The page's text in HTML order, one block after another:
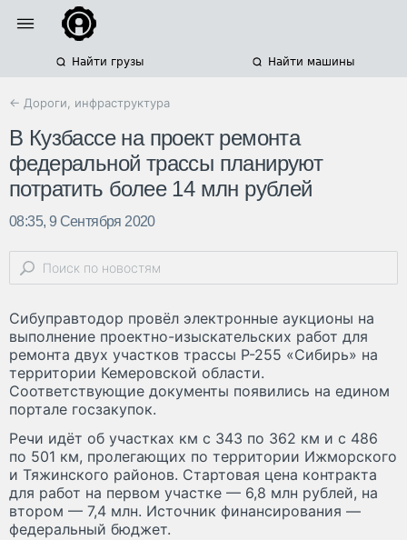
Найти грузы Найти машины
← Дороги, инфраструктура
В Кузбассе на проект ремонта
федеральной трассы планируют
потратить более 14 млн рублей
08:35, 9 Сентября 2020
Сибуправтодор провёл электронные аукционы на
выполнение проектно-изыскательских работ для
ремонта двух участков трассы Р-255 «Сибирь» на
территории Кемеровской области.
Соответствующие документы появились на едином
портале госзакупок.
Речи идёт об участках км с 343 по 362 км и с 486
по 501 км, пролегающих по территории Ижморского
и Тяжинского районов. Стартовая цена контракта
для работ на первом участке — 6,8 млн рублей, на
втором — 7,4 млн. Источник финансирования —
федеральный бюджет.